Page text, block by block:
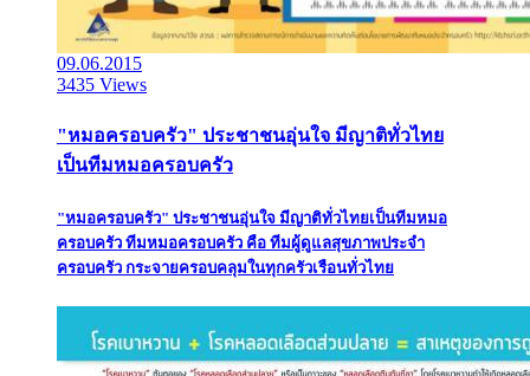
09.06.2015
3435 Views
"หมอครอบครัว" ประชาชนอุ่นใจ มีญาติทั่วไทย
เป็นทีมหมอครอบครัว
"หมอครอบครัว" ประชาชนอุ่นใจ มีญาติทั่วไทยเป็นทีมหมอ
ครอบครัว ทีมหมอครอบครัว คือ ทีมผู้ดูแลสุขภาพประจำ
ครอบครัว กระจายครอบคลุมในทุกครัวเรือนทั่วไทย